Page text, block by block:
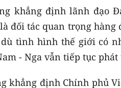
khẳng định lãnh đạo
đối tác quan trọng
tình hình thế giới có
- Nga vẫn tiếp tục
khẳng định Chính phủ